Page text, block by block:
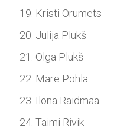
Kristi Orumets
Julija Plukš
Olga Plukš
Mare Pohla
Ilona Raidmaa
Taimi Rivik